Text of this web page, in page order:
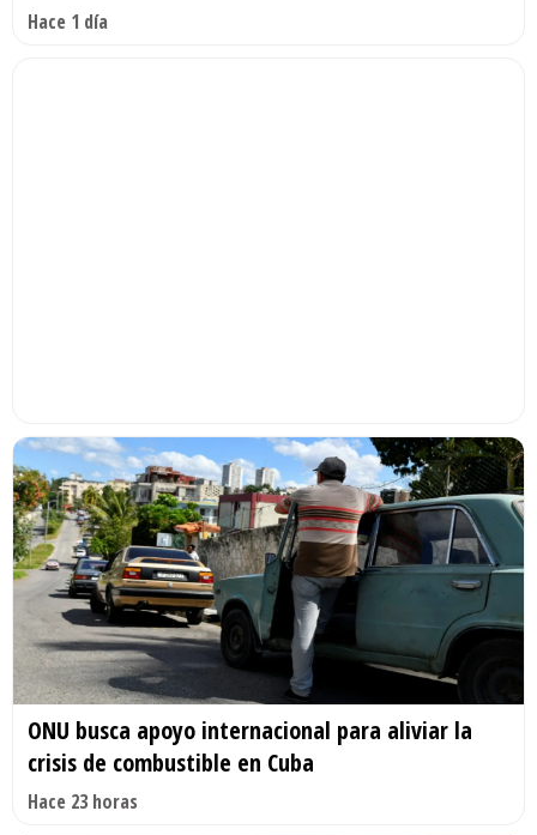
Hace 1 día
ONU busca apoyo internacional para aliviar la
crisis de combustible en Cuba
Hace 23 horas